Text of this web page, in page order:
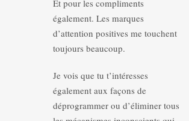
Et pour les compliments
également. Les marques
d’attention positives me touchent
toujours beaucoup.
Je vois que tu t’intéresses
également aux façons de
déprogrammer ou d’éliminer tous